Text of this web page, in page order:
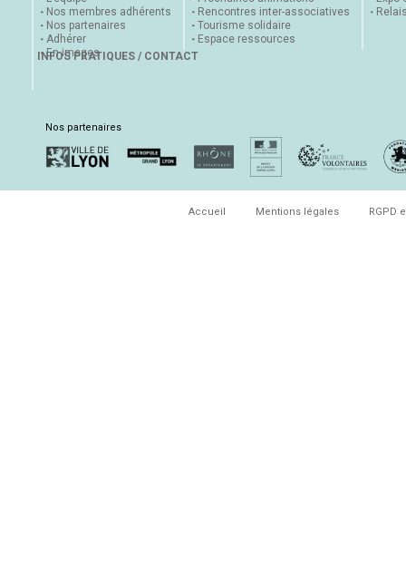
Nos membres adhérents
Nos partenaires
Adhérer
En images
Rencontres inter-associatives
Tourisme solidaire
Espace ressources
INFOS PRATIQUES / CONTACT
Nos partenaires
Accueil Mentions légales RGPD